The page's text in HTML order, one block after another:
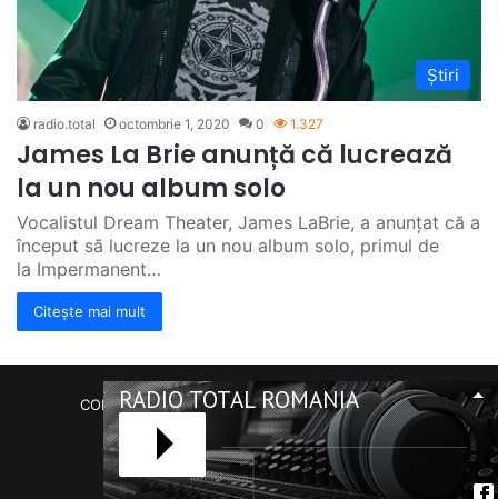
Știri
radio.total octombrie 1, 2020 0 1.327
James La Brie anunță că lucrează
la un nou album solo
Vocalistul Dream Theater, James LaBrie, a anunțat că a
început să lucreze la un nou album solo, primul de
la Impermanent…
Citește mai mult
COPYRIGHT Radio Total România. (C) 2020-2023
Facebook
RSS
RADIO TOTAL ROMANIA